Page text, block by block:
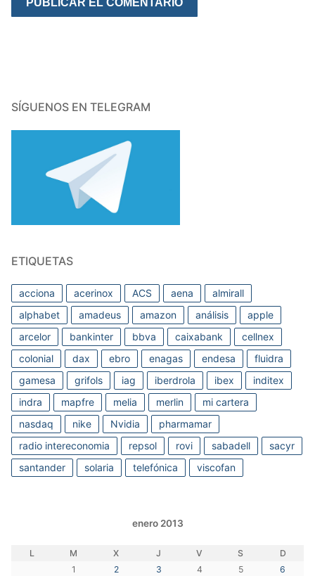
SÍGUENOS EN TELEGRAM
ETIQUETAS
acciona acerinox ACS aena
almirall
alphabet
amadeus amazon análisis
apple
arcelor
bankinter bbva caixabank
cellnex
colonial
dax ebro enagas endesa
fluidra
gamesa
grifols iag iberdrola ibex
inditex
indra
mapfre melia merlin
mi cartera
nasdaq
nike Nvidia
pharmamar
radio intereconomia
repsol rovi sabadell
sacyr
santander
solaria telefónica viscofan
enero 2013
L M X J V S
D
1
2 3 4 5 6